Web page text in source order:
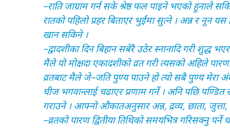
–राति जाग्राम गर्न सके श्रेष्ठ फल पाइने भएको हुनाले
रातको पहिलो प्रहर बिताएर भुईंमा सुत्ने । अन्न र नून
खान सकिने ।
–द्वादशीका दिन बिहान सबेरै उठेर स्नानादि गरी
मैले यो मोक्षदा एकादशीको व्रत गरी त्यसको अहिले
व्रतबाट मैले जे–जति पुण्य पाउने हो त्यो सबै पुण्य मेरा
चीज भगवान्लाई चढाएर प्रणाम गर्ने । अनि पछि
गराउने । आफ्नो औकातअनुसार अन्न, द्रव्य, छाता, जुत्ता,
–व्रतको पारण द्वितीया तिथिको समयभित्र गरिसक्नु पर्ने